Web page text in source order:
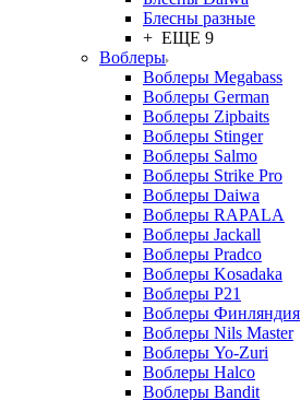
Блесны разные
+ ЕЩЕ 9
Воблеры
Воблеры Megabass
Воблеры German
Воблеры Zipbaits
Воблеры Stinger
Воблеры Salmo
Воблеры Strike Pro
Воблеры Daiwa
Воблеры RAPALA
Воблеры Jackall
Воблеры Pradco
Воблеры Kosadaka
Воблеры P21
Воблеры Финляндия
Воблеры Nils Master
Воблеры Yo-Zuri
Воблеры Halco
Воблеры Bandit